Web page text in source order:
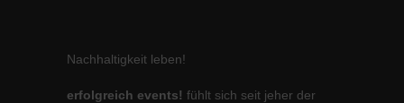
Nachhaltigkeit leben!
erfolgreich events! fühlt sich seit jeher der